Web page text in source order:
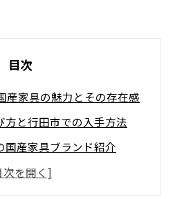
目次
産家具の魅力とその存在感
方と行田市での入手方法
国産家具ブランド紹介
らす日常の癒し効果